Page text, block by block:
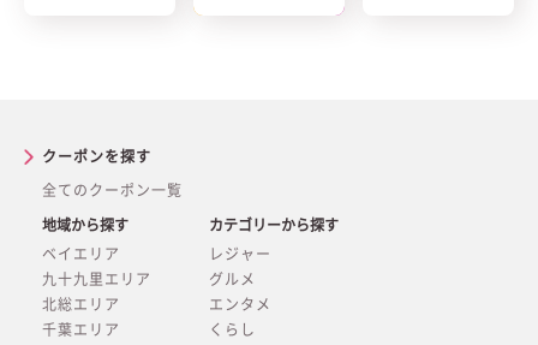
クーポンを探す
全てのクーポン一覧
地域から探す
ベイエリア
九十九里エリア
北総エリア
千葉エリア
カテゴリーから探す
レジャー
グルメ
エンタメ
くらし